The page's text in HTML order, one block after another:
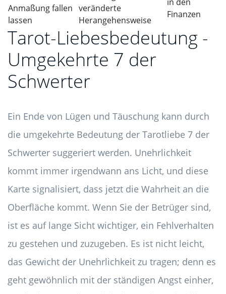
Anmaßung fallen
lassen
veränderte
Herangehensweise
Finanzen
Tarot-Liebesbedeutung -
Umgekehrte 7 der
Schwerter
Ein Ende von Lügen und Täuschung kann durch
die umgekehrte Bedeutung der Tarotliebe 7 der
Schwerter suggeriert werden. Unehrlichkeit
kommt immer irgendwann ans Licht, und diese
Karte signalisiert, dass jetzt die Wahrheit an die
Oberfläche kommt. Wenn Sie der Betrüger sind,
ist es auf lange Sicht wichtiger, ein Fehlverhalten
zu gestehen und zuzugeben. Es ist nicht leicht,
das Gewicht der Unehrlichkeit zu tragen; denn es
geht gewöhnlich mit der ständigen Angst einher,